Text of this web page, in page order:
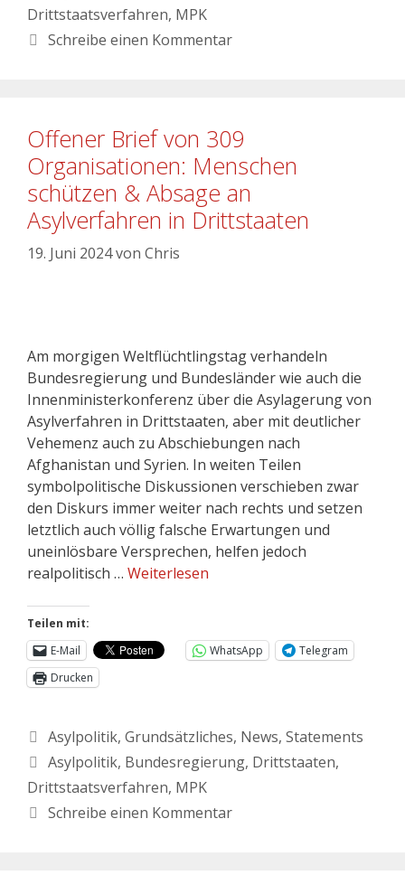
Drittstaatsverfahren, MPK
Schreibe einen Kommentar
Offener Brief von 309
Organisationen: Menschen
schützen & Absage an
Asylverfahren in Drittstaaten
19. Juni 2024von Chris
Am morgigen Weltflüchtlingstag verhandeln
Bundesregierung und Bundesländer wie auch die
Innenministerkonferenz über die Asylagerung von
Asylverfahren in Drittstaaten, aber mit deutlicher
Vehemenz auch zu Abschiebungen nach
Afghanistan und Syrien. In weiten Teilen
symbolpolitische Diskussionen verschieben zwar
den Diskurs immer weiter nach rechts und setzen
letztlich auch völlig falsche Erwartungen und
uneinlösbare Versprechen, helfen jedoch
realpolitisch … Weiterlesen
Teilen mit:
E-Mail
WhatsApp
Telegram
Drucken
Asylpolitik, Grundsätzliches, News, Statements
Asylpolitik, Bundesregierung, Drittstaaten,
Drittstaatsverfahren, MPK
Schreibe einen Kommentar